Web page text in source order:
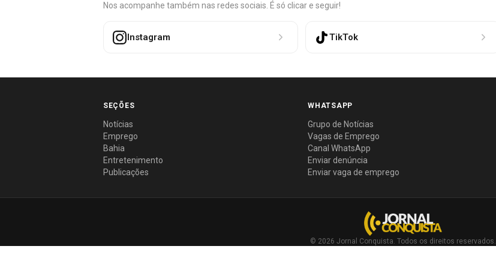
Nos acompanhe também nas redes sociais. É só clicar e seguir!
Instagram TikTok
SEÇÕES
Notícias
Emprego
Bahia
Entretenimento
Publicações
WHATSAPP
Grupo de Notícias
Vagas de Emprego
Canal WhatsApp
Enviar denúncia
Enviar vaga de emprego
© 2026 Jornal Conquista. Todos os direitos reservados.